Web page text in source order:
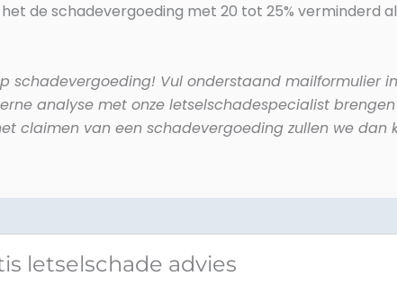
de schadevergoeding met 20 tot 25% verminderd
schadevergoeding! Vul onderstaand mailformulier
analyse met onze letselschadespecialist
claimen van een schadevergoeding zullen we dan
letselschade advies